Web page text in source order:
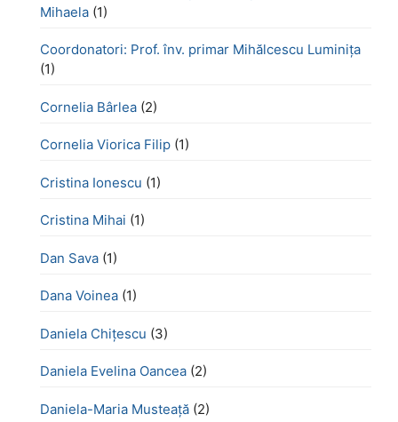
Mihaela (1)
Coordonatori: Prof. înv. primar Mihălcescu Luminița
(1)
Cornelia Bârlea (2)
Cornelia Viorica Filip (1)
Cristina Ionescu (1)
Cristina Mihai (1)
Dan Sava (1)
Dana Voinea (1)
Daniela Chițescu (3)
Daniela Evelina Oancea (2)
Daniela-Maria Musteață (2)